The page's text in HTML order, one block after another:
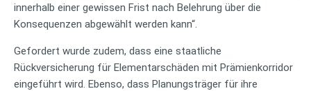
innerhalb einer gewissen Frist nach Belehrung über die
Konsequenzen abgewählt werden kann“.
Gefordert wurde zudem, dass eine staatliche
Rückversicherung für Elementarschäden mit Prämienkorridor
eingeführt wird. Ebenso, dass Planungsträger für ihre